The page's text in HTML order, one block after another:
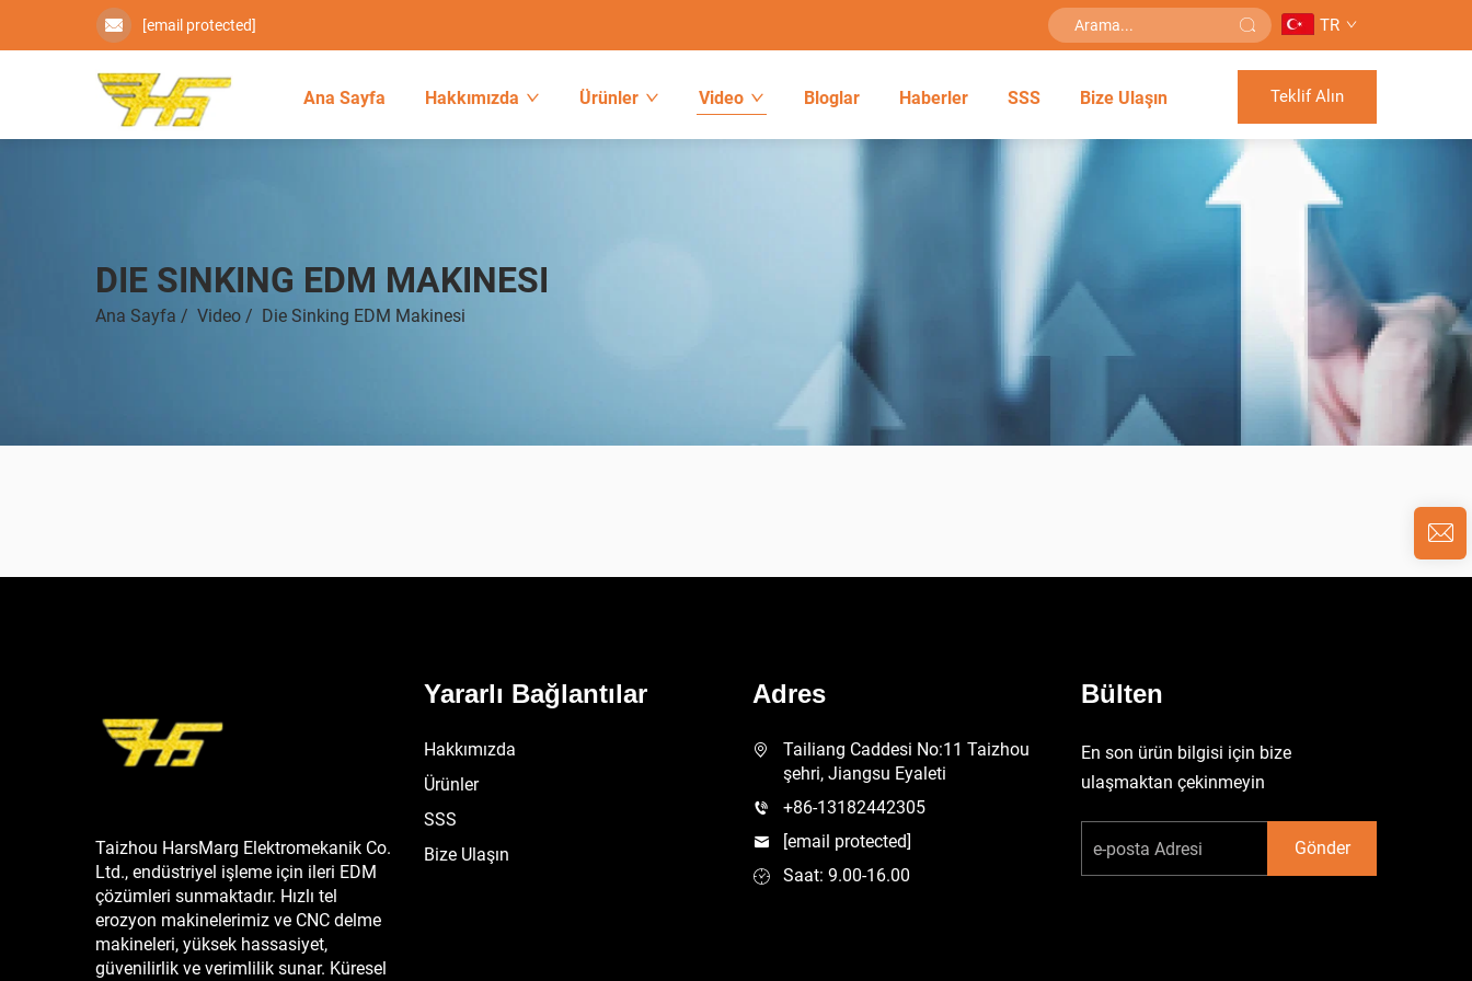
[email protected] TR
Ana Sayfa Hakkımızda Ürünler Video Bloglar Haberler SSS Bize Ulaşın Teklif Alın
DIE SINKING EDM MAKINESI
Ana Sayfa / Video / Die Sinking EDM Makinesi
Taizhou HarsMarg Elektromekanik Co.
Ltd., endüstriyel işleme için ileri EDM
çözümleri sunmaktadır. Hızlı tel
erozyon makinelerimiz ve CNC delme
makineleri, yüksek hassasiyet,
güvenilirlik ve verimlilik sunar. Küresel
Yararlı Bağlantılar
Hakkımızda
Ürünler
SSS
Bize Ulaşın
Adres
Tailiang Caddesi No:11 Taizhou
şehri, Jiangsu Eyaleti
+86-13182442305
[email protected]
Saat: 9.00-16.00
Bülten
En son ürün bilgisi için bize
ulaşmaktan çekinmeyin
Gönder